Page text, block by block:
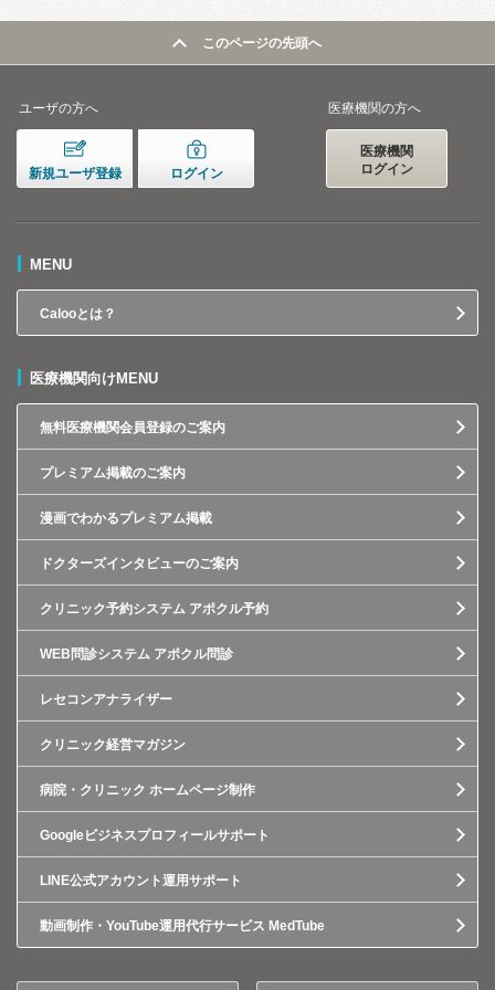
このページの先頭へ
ユーザの方へ
新規ユーザ登録 ログイン
医療機関の方へ
医療機関
ログイン
MENU
Calooとは？
医療機関向けMENU
無料医療機関会員登録のご案内
プレミアム掲載のご案内
漫画でわかるプレミアム掲載
ドクターズインタビューのご案内
クリニック予約システム アポクル予約
WEB問診システム アポクル問診
レセコンアナライザー
クリニック経営マガジン
病院・クリニック ホームページ制作
Googleビジネスプロフィールサポート
LINE公式アカウント運用サポート
動画制作・YouTube運用代行サービス MedTube